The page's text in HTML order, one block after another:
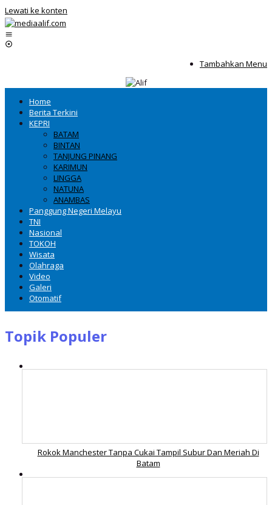
Lewati ke konten
Tambahkan Menu
Home
Berita Terkini
KEPRI
BATAM
BINTAN
TANJUNG PINANG
KARIMUN
LINGGA
NATUNA
ANAMBAS
Panggung Negeri Melayu
TNI
Nasional
TOKOH
Wisata
Olahraga
Video
Galeri
Otomatif
Topik Populer
Rokok Manchester Tanpa Cukai Tampil Subur Dan Meriah Di
Batam